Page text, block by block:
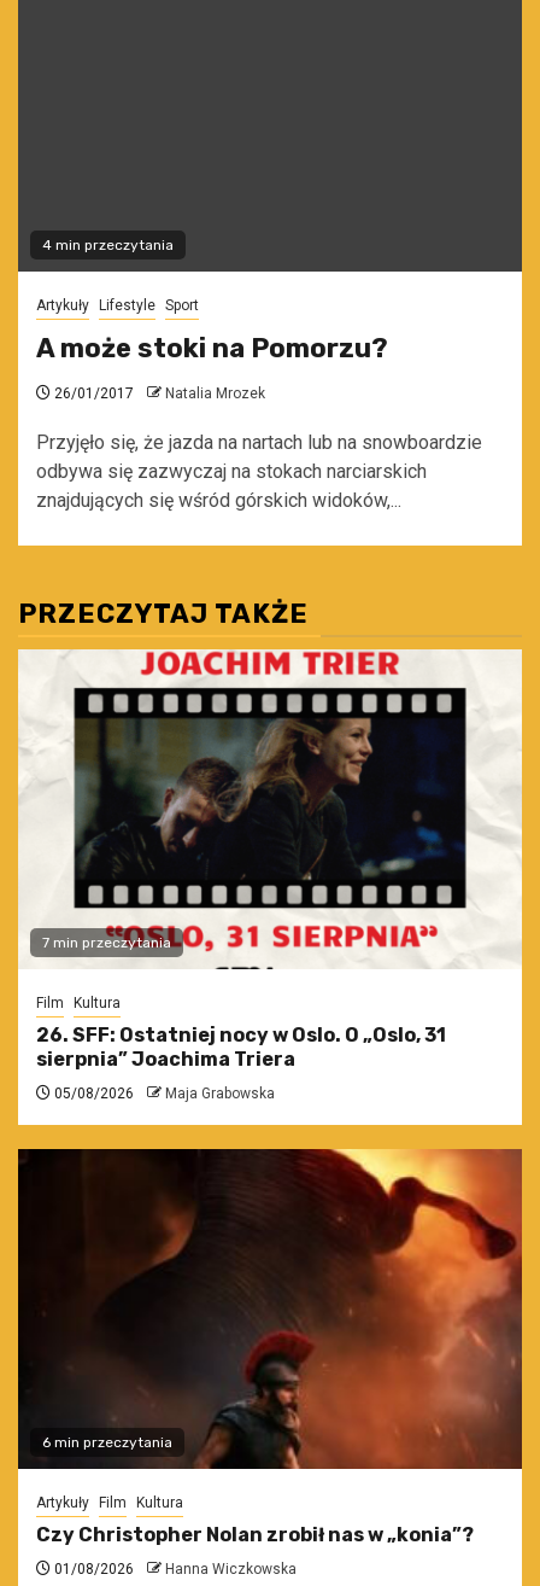
4 min przeczytania
Artykuły Lifestyle Sport
A może stoki na Pomorzu?
26/01/2017 Natalia Mrozek
Przyjęło się, że jazda na nartach lub na snowboardzie
odbywa się zazwyczaj na stokach narciarskich
znajdujących się wśród górskich widoków,...
PRZECZYTAJ TAKŻE
7 min przeczytania
Film Kultura
26. SFF: Ostatniej nocy w Oslo. O „Oslo, 31
sierpnia” Joachima Triera
05/08/2026 Maja Grabowska
6 min przeczytania
Artykuły Film Kultura
Czy Christopher Nolan zrobił nas w „konia”?
01/08/2026 Hanna Wiczkowska